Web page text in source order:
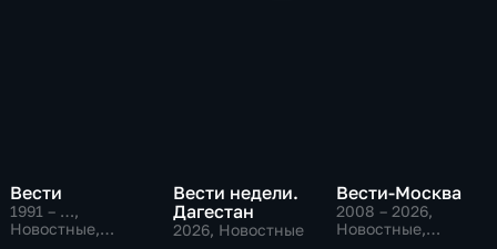
Вести
1991 – …,
Новостные,
Вести недели.
Дагестан
2026, Новостные
Вести-Москва
2008 – 2026,
Новостные,